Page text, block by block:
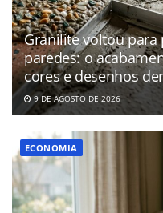
Granilite voltou para
paredes: o
cores e desenhos
9 DE AGOSTO DE 2026
ECONOMIA